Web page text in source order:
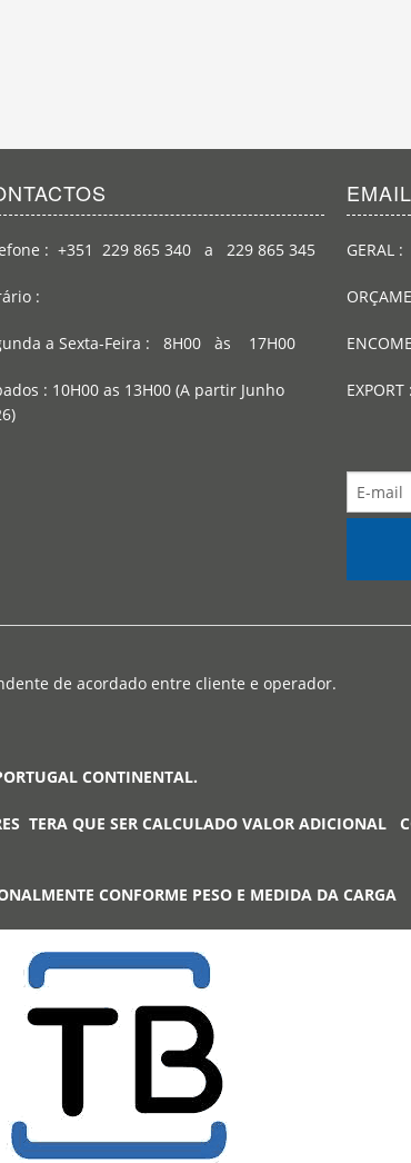
: +351 229 865 340 a 229 865 345
:
a Sexta-Feira : 8H00 às 17H00
: 10H00 as 13H00 (A partir Junho
GERAL
de acordado entre cliente e operador.
CONTINENTAL.
TERA QUE SER CALCULADO VALOR ADICIONAL
CONFORME PESO E MEDIDA DA CARGA